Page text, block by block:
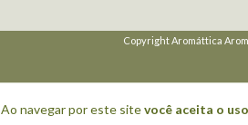
Ao navegar por este sitevocê aceita o
Copyright Aromáttica